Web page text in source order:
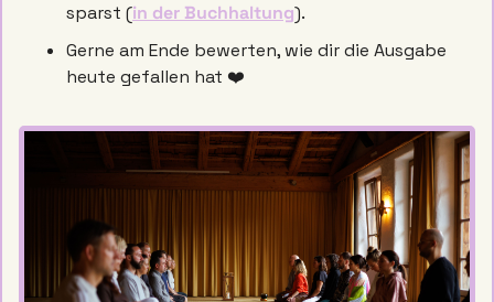
sparst (in der Buchhaltung).
Gerne am Ende bewerten, wie dir die Ausgabe
heute gefallen hat ❤️